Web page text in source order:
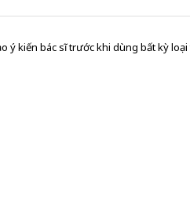
ý kiến bác sĩ trước khi dùng bất kỳ